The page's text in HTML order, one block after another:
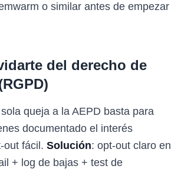
o similar antes de empezar
del derecho de
queja a la AEPD basta para
documentado el interés
out fácil. Solución: opt-out claro en
+ log de bajas + test de